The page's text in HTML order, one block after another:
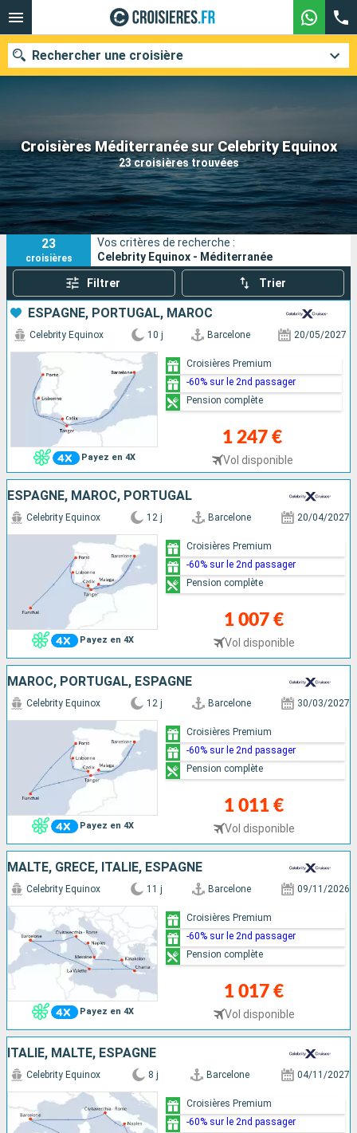
Croisières Méditerranée sur Celebrity Equinox
23 croisières trouvées
Rechercher une croisière
Nos destinations
Mois de départ
Ports Compagnies
Rechercher
23
croisières
Vos critères de recherche :
Celebrity Equinox - Méditerranée
Filtrer Trier
ESPAGNE, PORTUGAL, MAROC
Payez en 4X
Celebrity Equinox 10 j Barcelone 20/05/2027
1 247 €
Vol disponible
Croisières Premium
-60% sur le 2nd passager
Pension complète
ESPAGNE, MAROC, PORTUGAL
Payez en 4X
Celebrity Equinox 12 j Barcelone 20/04/2027
1 007 €
Vol disponible
Croisières Premium
-60% sur le 2nd passager
Pension complète
MAROC, PORTUGAL, ESPAGNE
Payez en 4X
Celebrity Equinox 12 j Barcelone 30/03/2027
1 011 €
Vol disponible
Croisières Premium
-60% sur le 2nd passager
Pension complète
MALTE, GRÈCE, ITALIE, ESPAGNE
Payez en 4X
Celebrity Equinox 11 j Barcelone 09/11/2026
1 017 €
Vol disponible
Croisières Premium
-60% sur le 2nd passager
Pension complète
ITALIE, MALTE, ESPAGNE
Celebrity Equinox 8 j Barcelone 04/11/2027
Croisières Premium
-60% sur le 2nd passager